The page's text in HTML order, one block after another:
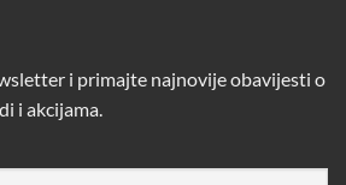
i primajte najnovije obavijesti o
i akcijama.